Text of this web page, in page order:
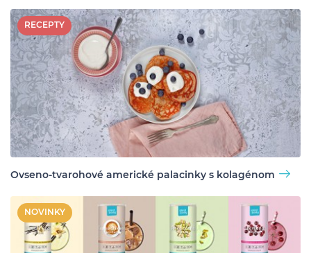
RECEPTY
Ovseno-tvarohové americké palacinky s kolagénom
NOVINKY